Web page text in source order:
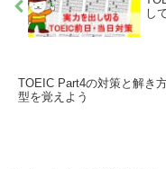
し
TOEIC Part4の対策と解き
型を覚えよう